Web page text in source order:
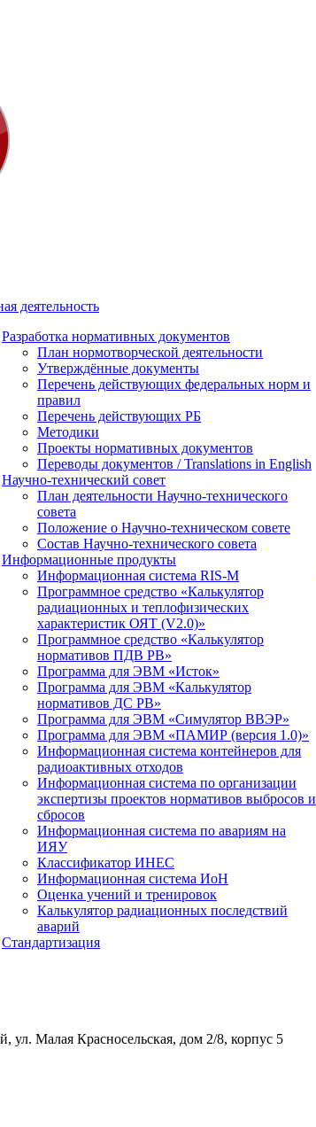
деятельность
Разработка нормативных документов
План нормотворческой деятельности
Утверждённые документы
Перечень действующих федеральных норм и
правил
Перечень действующих РБ
Методики
Проекты нормативных документов
Переводы документов / Translations in English
Научно-технический совет
План деятельности Научно-технического
совета
Положение о Научно-техническом совете
Состав Научно-технического совета
Информационные продукты
Информационная система RIS-M
Программное средство «Калькулятор
радиационных и теплофизических
характеристик ОЯТ (V2.0)»
Программное средство «Калькулятор
нормативов ПДВ РВ»
Программа для ЭВМ «Исток»
Программа для ЭВМ «Калькулятор
нормативов ДС РВ»
Программа для ЭВМ «Симулятор ВВЭР»
Программа для ЭВМ «ПАМИР (версия 1.0)»
Информационная система контейнеров для
радиоактивных отходов
Информационная система по организации
экспертизы проектов нормативов выбросов и
сбросов
Информационная система по авариям на
ИЯУ
Классификатор ИНЕС
Информационная система ИоН
Оценка учений и тренировок
Калькулятор радиационных последствий
аварий
Стандартизация
ул. Малая Красносельская, дом 2/8, корпус 5